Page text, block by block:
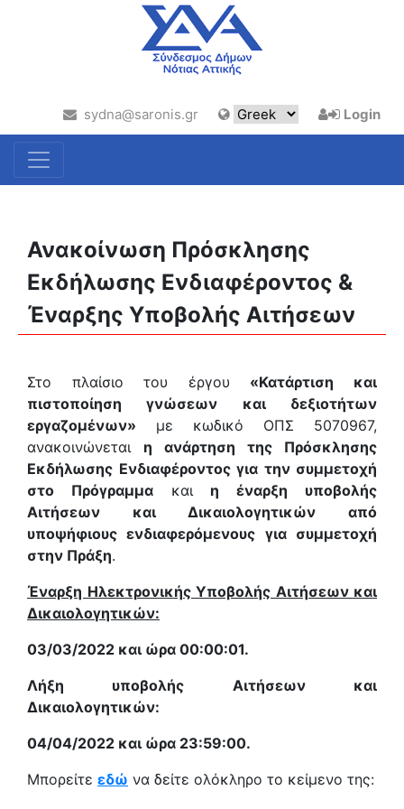
sydna@saronis.gr Login
Ανακοίνωση Πρόσκλησης
Εκδήλωσης Ενδιαφέροντος &
Έναρξης Υποβολής Αιτήσεων
Στο πλαίσιο του έργου «Κατάρτιση και
πιστοποίηση γνώσεων και δεξιοτήτων
εργαζομένων» με κωδικό ΟΠΣ 5070967,
ανακοινώνεται η ανάρτηση της Πρόσκλησης
Εκδήλωσης Ενδιαφέροντος για την συμμετοχή
στο Πρόγραμμακαι η έναρξη υποβολής
Αιτήσεων και Δικαιολογητικών από
υποψήφιους ενδιαφερόμενους για συμμετοχή
στην Πράξη.
Έναρξη Ηλεκτρονικής Υποβολής Αιτήσεων και
Δικαιολογητικών:
03/03/2022 και ώρα 00:00:01.
Λήξη υποβολής Αιτήσεων και
Δικαιολογητικών:
04/04/2022 και ώρα 23:59:00.
Μπορείτε εδώ να δείτε ολόκληρο το κείμενο της: